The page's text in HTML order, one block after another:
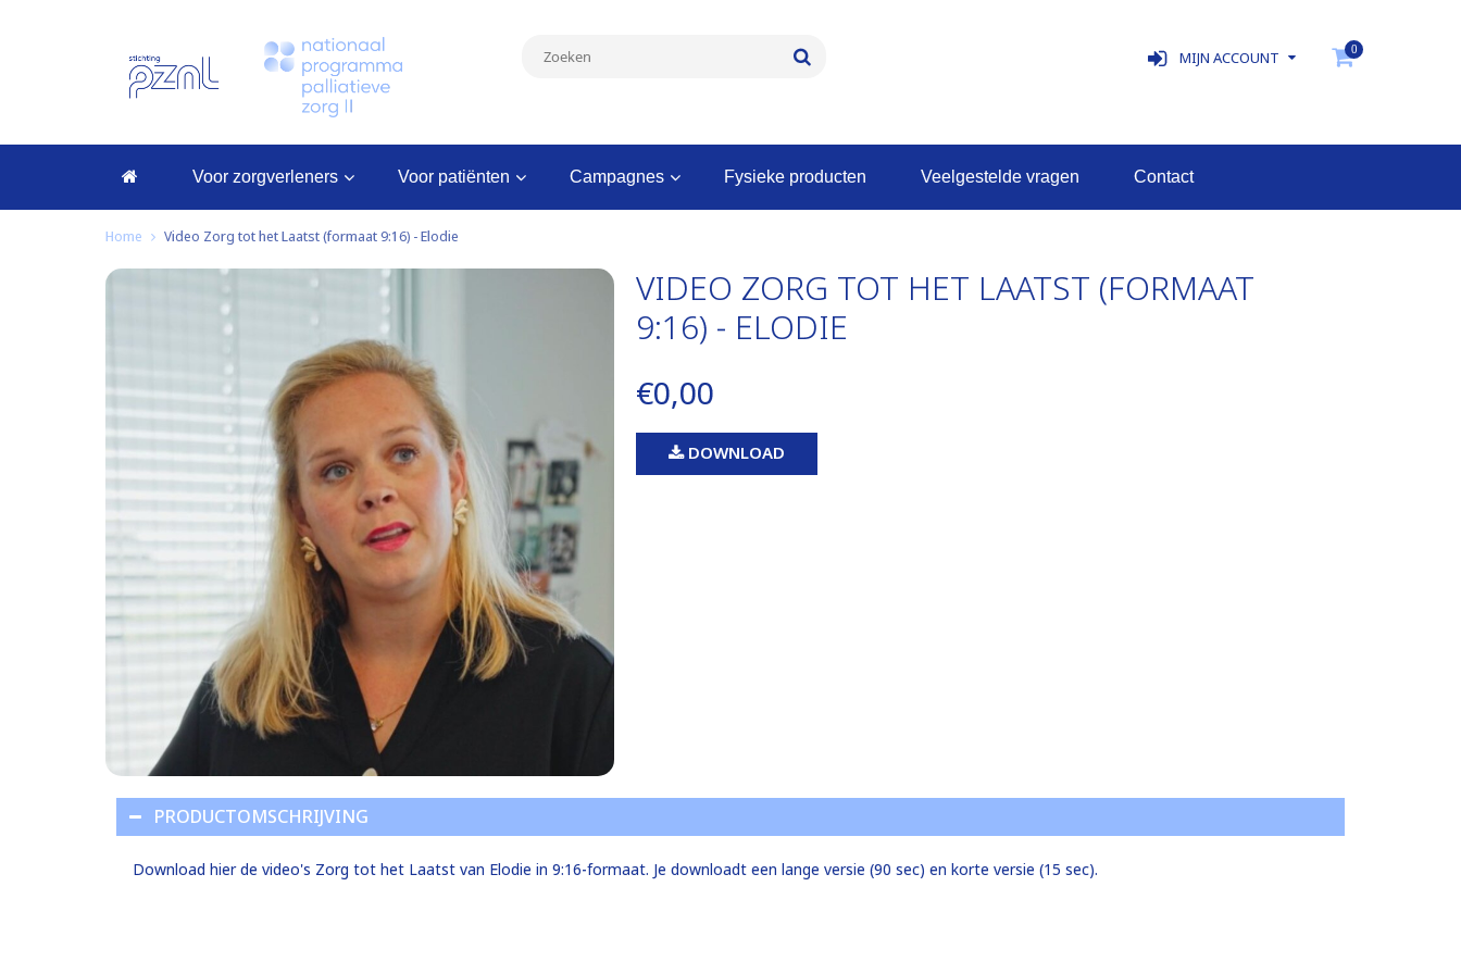
0
MIJN ACCOUNT
voor zorgverleners voor patiënten campagnes fysieke producten veelgestelde vragen contact
Home Video Zorg tot het Laatst (formaat 9:16) - Elodie
VIDEO ZORG TOT HET LAATST (FORMAAT
9:16) - ELODIE
€0,00
DOWNLOAD
PRODUCTOMSCHRIJVING
Download hier de video's Zorg tot het Laatst van Elodie in 9:16-formaat. Je downloadt een lange versie (90 sec) en korte versie (15 sec).